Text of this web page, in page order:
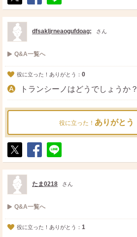
ポ
ス
ト
シ
ェ
送
る
dfsakljrneaogufdoag; さん
Q&A一覧へ
役に立った！ありがとう： 0
トランシーノはどうでしょうか？
役に立った！ ありがとう
ポ
ス
ト
シ
ェ
送
る
たま0218 さん
Q&A一覧へ
役に立った！ありがとう： 1